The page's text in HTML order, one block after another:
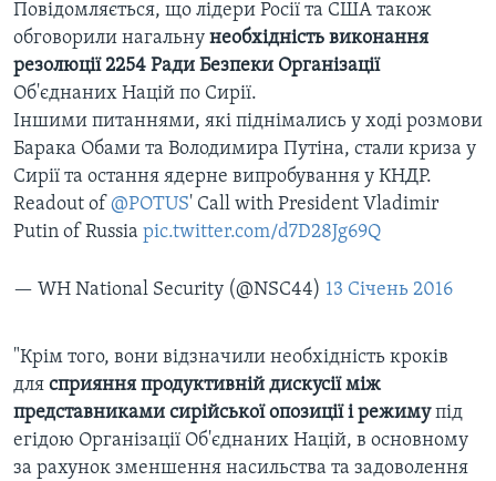
Повідомляється, що лідери Росії та США також
обговорили нагальну необхідність виконання
резолюції 2254 Ради Безпеки Організації
Об'єднаних Націй по Сирії.
Іншими питаннями, які піднімались у ході розмови
Барака Обами та Володимира Путіна, стали криза у
Сирії та остання ядерне випробування у КНДР.
Readout of @POTUS' Call with President Vladimir
Putin of Russia pic.twitter.com/d7D28Jg69Q
— WH National Security (@NSC44) 13 Січень 2016
"Крім того, вони відзначили необхідність кроків
для сприяння продуктивній дискусії між
представниками сирійської опозиції і режимупід
егідою Організації Об'єднаних Націй, в основному
за рахунок зменшення насильства та задоволення